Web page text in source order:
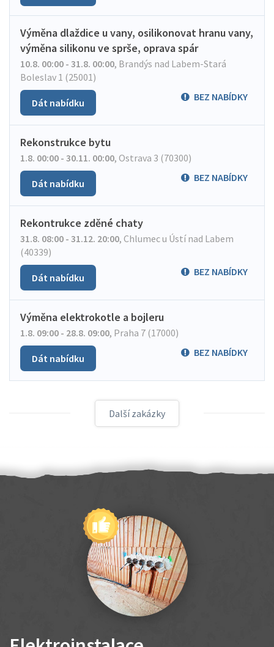
Výměna dlaždice u vany, osilikonovat hranu vany,
výměna silikonu ve sprše, oprava spár
10.8. 00:00 - 31.8. 00:00, Brandýs nad Labem-Stará
Boleslav 1 (25001)
BEZ NABÍDKY
Dát nabídku
Rekonstrukce bytu
1.8. 00:00 - 30.11. 00:00, Ostrava 3 (70300)
BEZ NABÍDKY
Dát nabídku
Rekontrukce zděné chaty
31.8. 08:00 - 31.12. 20:00, Chlumec u Ústí nad Labem
(40339)
BEZ NABÍDKY
Dát nabídku
Výměna elektrokotle a bojleru
1.8. 09:00 - 28.8. 09:00, Praha 7 (17000)
BEZ NABÍDKY
Dát nabídku
Další zakázky